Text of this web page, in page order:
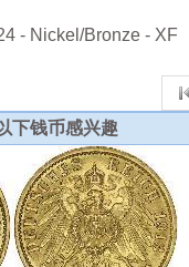
- Nickel/Bronze - XF
下钱币感兴趣